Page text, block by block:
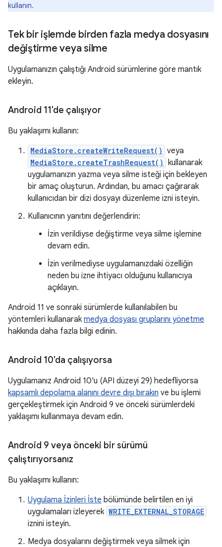
kullanın.
Tek bir işlemde birden fazla medya dosyasını
değiştirme veya silme
Uygulamanızın çalıştığı Android sürümlerine göre mantık
ekleyin.
Android 11'de çalışıyor
Bu yaklaşımı kullanın:
MediaStore.createWriteRequest() veya
MediaStore.createTrashRequest() kullanarak
uygulamanızın yazma veya silme isteği için bekleyen
bir amaç oluşturun. Ardından, bu amacı çağırarak
kullanıcıdan bir dizi dosyayı düzenleme izni isteyin.
Kullanıcının yanıtını değerlendirin:
İzin verildiyse değiştirme veya silme işlemine
devam edin.
İzin verilmediyse uygulamanızdaki özelliğin
neden bu izne ihtiyacı olduğunu kullanıcıya
açıklayın.
Android 11 ve sonraki sürümlerde kullanılabilen bu
yöntemleri kullanarak medya dosyası gruplarını yönetme
hakkında daha fazla bilgi edinin.
Android 10'da çalışıyorsa
Uygulamanız Android 10'u (API düzeyi 29) hedefliyorsa
kapsamlı depolama alanını devre dışı bırakın ve bu işlemi
gerçekleştirmek için Android 9 ve önceki sürümlerdeki
yaklaşımı kullanmaya devam edin.
Android 9 veya önceki bir sürümü
çalıştırıyorsanız
Bu yaklaşımı kullanın:
Uygulama İzinleri İste bölümünde belirtilen en iyi
uygulamaları izleyerek WRITE_EXTERNAL_STORAGE
iznini isteyin.
Medya dosyalarını değiştirmek veya silmek için